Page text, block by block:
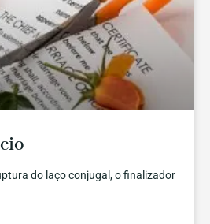
do laço conjugal, o finalizador